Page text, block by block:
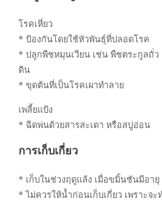
โรคเหี่ยว
* ป้องกันโดยใช้หัวพันธุ์ที่ปลอดโรค
* ปลูกพืชหมุนเวียน เช่น พืชตระกูลถั่ว
ดิน
* ขุดต้นที่เป็นโรคเผาทำลาย
เพลี้ยแป้ง
* ฉีดพ่นด้วยสารสะเดา หรือสบู่อ่อน
การเก็บเกี่ยว
* เก็บในช่วงฤดูแล้ง เมื่อขมิ้นชันมีอายุ
* ไม่ควรให้น้ำก่อนเก็บเกี่ยว เพราะจ